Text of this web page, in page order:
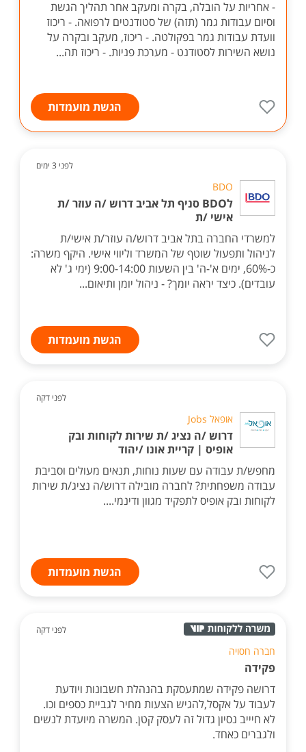
- אחריות על הובלה, בקרה ומעקב אחר תהליך הגשת
וסיום עבודות גמר (תזה) של סטודנטים לרפואה. - ריכוז
וועדת עבודות גמר בפקולטה. - ריכוז, מעקב ובקרה על
נושא השירות לסטודנט - מערכת פניות. - ריכוז תה...
הגשת מועמדות
לפני 3 ימים
BDO
לBDO סניף תל אביב דרוש /ה עוזר /ת
אישי /ת
למשרדי החברה בתל אביב דרוש/ה עוזר/ת אישי/ת
לניהול ותפעול שוטף של המשרד וליווי אישי. היקף משרה:
כ-60%, ימים א'-ה' בין השעות 9:00-14:00 (ימי ג' לא
עובדים). כיצד יראה יומך? - ניהול יומן ותיאום...
הגשת מועמדות
לפני דקה
אופאל Jobs
דרוש /ה נציג /ת שירות לקוחות ובק
אופיס | קריית אונו /יהוד
מחפש/ת עבודה עם שעות נוחות, תנאים מעולים וסביבת
עבודה משפחתית? לחברה מובילה דרוש/ה נציג/ת שירות
לקוחות ובק אופיס לתפקיד מגוון ודינמי....
הגשת מועמדות
לפני דקה
חברה חסויה
פקידה
דרושה פקידה שמתעסקת בהנהלת חשבונות ויודעת
לעבוד על אקסל,להגיש הצעות מחיר לגביית כספים וכו.
לא חיייב נסיון גדול זה לעסק קטן. המשרה מיועדת לנשים
ולגברים כאחד.